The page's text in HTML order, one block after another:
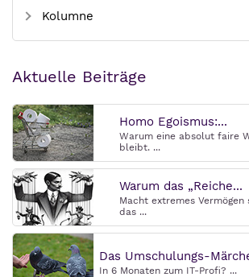
Kolumne
Aktuelle Beiträge
Homo Egoismus:...
Warum eine absolut faire
bleibt. ...
Warum das „Reiche...
Macht extremes
das ...
Das Umschulungs-
In 6 Monaten zum IT-Profi? ...